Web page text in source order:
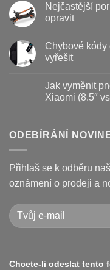
koloběžky
kdy
jak
prodloužit
životnost
u
textu
s
vyměnit
brzdové
destičky
na
koloběžce
Nejčastější
opravit
u
textu
s
poruchy
koloběžek
Kugoo
opravit
Chybové kódy
vyřešit
textu
s
displeje
Xiaomi
Pro
a
jak
je
Jak vyměnit
Xiaomi (8.5″
textu
s
vyměnit
pneumatiku
na
elektrokoloběžce
(8.5″
vs
10″,
duše
ODEBÍRÁNÍ
Přihlaš se k odběru
oznámení o prodeji a
Chcete-li odeslat tento